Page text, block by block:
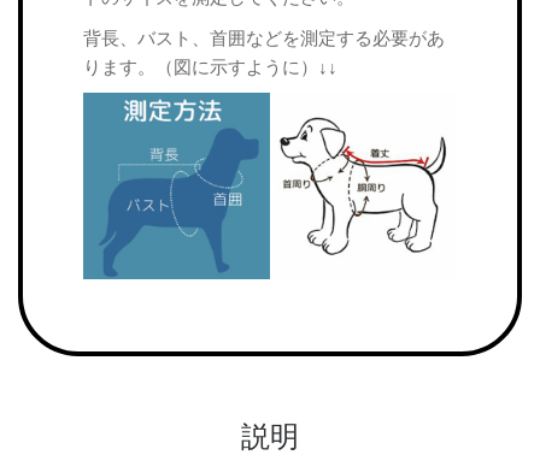
背長、バスト、首囲などを測定する必要があ
ります。（図に示すように）↓↓
説明